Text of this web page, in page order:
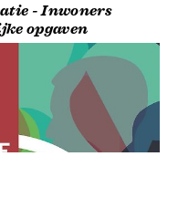
- Inwoners
opgaven